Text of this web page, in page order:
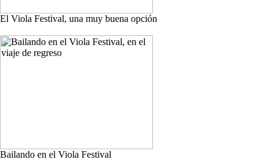
El Viola Festival, una muy buena opción
Bailando en el Viola Festival